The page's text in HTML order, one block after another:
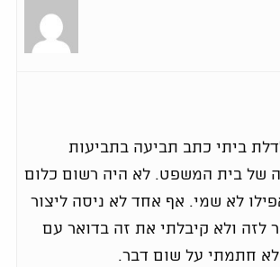
ביתי כתב תביעה בתביעות
של בית המשפט. לא היה רשום כלום
לא שמי. אף אחד לא ניסה ליצור
לזה ולא קיבלתי את זה בדואר עם
חתמתי על שום דבר.